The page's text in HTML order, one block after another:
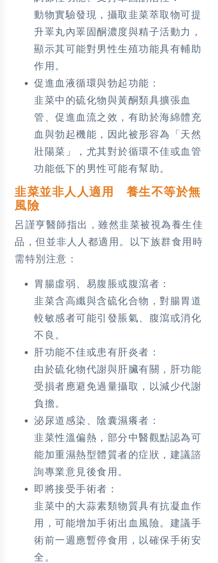
動物實驗發現，攝取韭菜萃取物可提
升睪丸內睪固酮濃度與精子活動力，
顯示其可能對男性生殖功能具有輔助
作用。
促進血液循環與勃起功能：
韭菜中的硫化物與黃酮類具擴張血
管、促進血流之效，有助於海綿體充
血與勃起機能，因此被形容為「天然
壯陽菜」，尤其對於循環不佳或血管
功能低下的男性可能有幫助。
韭菜並非人人適用 養生不等於無
風險
呂謹亨醫師指出，雖然韭菜被視為養生佳
品，但並非人人都適用。以下族群食用時
需特別注意：
胃腸虛弱、易腹脹或腹瀉者：
韭菜含高纖與含硫化合物，對腸胃道
較敏感者可能引發脹氣、腹瀉或消化
不良。
肝功能不佳或患有肝炎者：
由於硫化物代謝與肝臟有關，肝功能
受損者應避免過量攝取，以減少代謝
負擔。
泌尿道感染、陰囊濕癢者：
韭菜性溫偏熱，部分中醫觀點認為可
能加重濕熱型體質者的症狀，建議諮
詢專業意見後食用。
即將接受手術者：
韭菜中的大蒜素類物質具有抗凝血作
用，可能增加手術出血風險。建議手
術前一週應暫停食用，以確保手術安
全。